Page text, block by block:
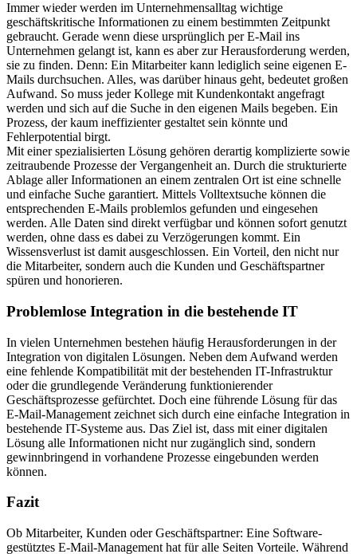
Immer wieder werden im Unternehmensalltag wichtige
geschäftskritische Informationen zu einem bestimmten Zeitpunkt
gebraucht. Gerade wenn diese ursprünglich per E-Mail ins
Unternehmen gelangt ist, kann es aber zur Herausforderung werden,
sie zu finden. Denn: Ein Mitarbeiter kann lediglich seine eigenen E-
Mails durchsuchen. Alles, was darüber hinaus geht, bedeutet großen
Aufwand. So muss jeder Kollege mit Kundenkontakt angefragt
werden und sich auf die Suche in den eigenen Mails begeben. Ein
Prozess, der kaum ineffizienter gestaltet sein könnte und
Fehlerpotential birgt.
Mit einer spezialisierten Lösung gehören derartig komplizierte sowie
zeitraubende Prozesse der Vergangenheit an. Durch die strukturierte
Ablage aller Informationen an einem zentralen Ort ist eine schnelle
und einfache Suche garantiert. Mittels Volltextsuche können die
entsprechenden E-Mails problemlos gefunden und eingesehen
werden. Alle Daten sind direkt verfügbar und können sofort genutzt
werden, ohne dass es dabei zu Verzögerungen kommt. Ein
Wissensverlust ist damit ausgeschlossen. Ein Vorteil, den nicht nur
die Mitarbeiter, sondern auch die Kunden und Geschäftspartner
spüren und honorieren.
Problemlose Integration in die bestehende IT
In vielen Unternehmen bestehen häufig Herausforderungen in der
Integration von digitalen Lösungen. Neben dem Aufwand werden
eine fehlende Kompatibilität mit der bestehenden IT-Infrastruktur
oder die grundlegende Veränderung funktionierender
Geschäftsprozesse gefürchtet. Doch eine führende Lösung für das
E-Mail-Management zeichnet sich durch eine einfache Integration in
bestehende IT-Systeme aus. Das Ziel ist, dass mit einer digitalen
Lösung alle Informationen nicht nur zugänglich sind, sondern
gewinnbringend in vorhandene Prozesse eingebunden werden
können.
Fazit
Ob Mitarbeiter, Kunden oder Geschäftspartner: Eine Software-
gestütztes E-Mail-Management hat für alle Seiten Vorteile. Während